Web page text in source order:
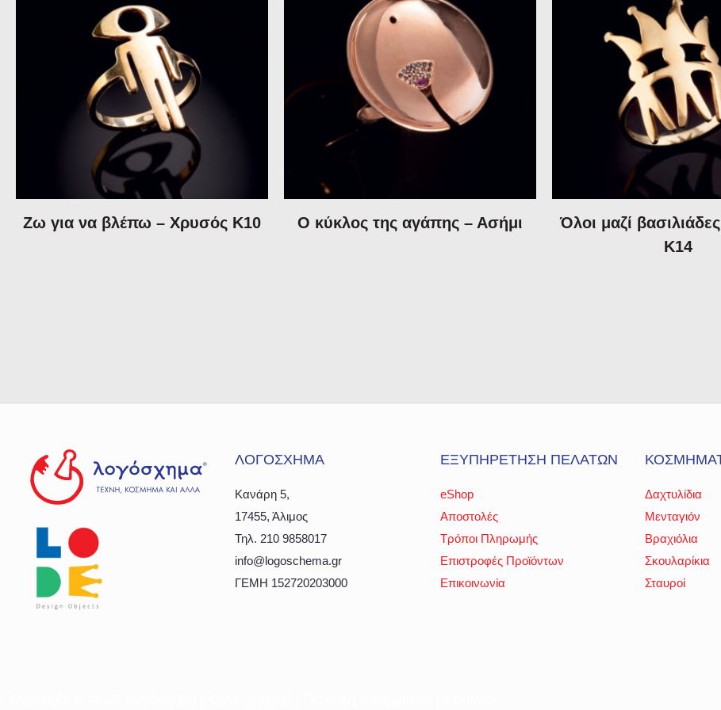
Ζω για να βλέπω – Χρυσός Κ10 Ο κύκλος της αγάπης – Ασήμι
Όλοι μαζί
Κ14
ΛΟΓΟΣΧΗΜΑ
Κανάρη 5,
17455, Άλιμος
Τηλ. 210 9858017
info@logoschema.gr
ΓΕΜΗ 152720203000
ΕΞΥΠΗΡΕΤΗΣΗ ΠΕΛΑΤΩΝ
eShop
Αποστολές
Τρόποι Πληρωμής
Επιστροφές Προϊόντων
Επικοινωνία
Δαχτυλίδια
Μενταγιόν
Βραχιόλια
Σκουλαρίκια
Σταυροί